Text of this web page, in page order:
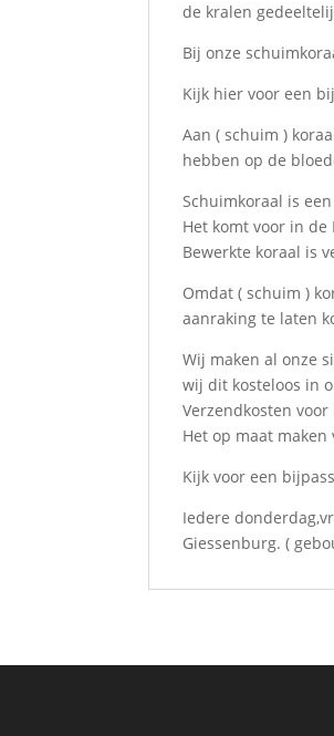
de kralen
Bij onze
Kijk hier voor een
Aan ( schuim )
hebben op de
Schuimkoraal is
Het komt voor in de
Bewerkte koraal is
Omdat ( schuim )
aanraking te laten
Wij maken al onze
wij dit kosteloos in
Verzendkosten
Het op maat
Kijk voor een
Iedere
Giessenburg. (